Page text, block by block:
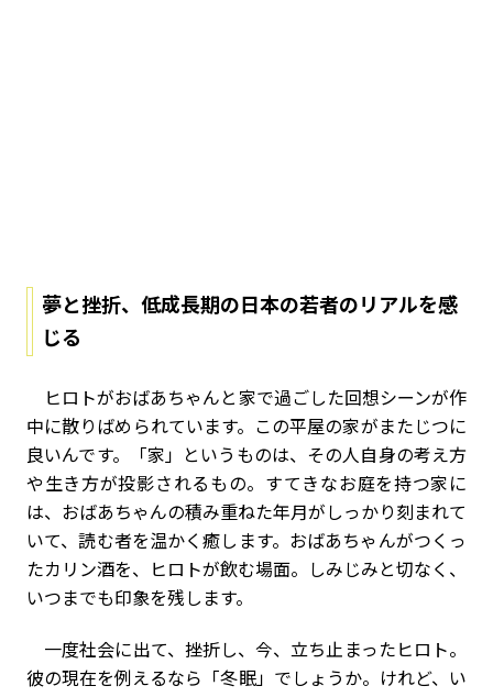
夢と挫折、低成長期の日本の若者のリアルを感
じる
ヒロトがおばあちゃんと家で過ごした回想シーンが作
中に散りばめられています。この平屋の家がまたじつに
良いんです。「家」というものは、その人自身の考え方
や生き方が投影されるもの。すてきなお庭を持つ家に
は、おばあちゃんの積み重ねた年月がしっかり刻まれて
いて、読む者を温かく癒します。おばあちゃんがつくっ
たカリン酒を、ヒロトが飲む場面。しみじみと切なく、
いつまでも印象を残します。
一度社会に出て、挫折し、今、立ち止まったヒロト。
彼の現在を例えるなら「冬眠」でしょうか。けれど、い